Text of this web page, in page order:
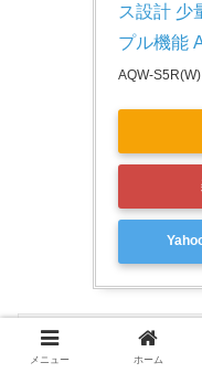
ス設計 少
プル機能
AQW-S5R(W)
メニュー ホーム